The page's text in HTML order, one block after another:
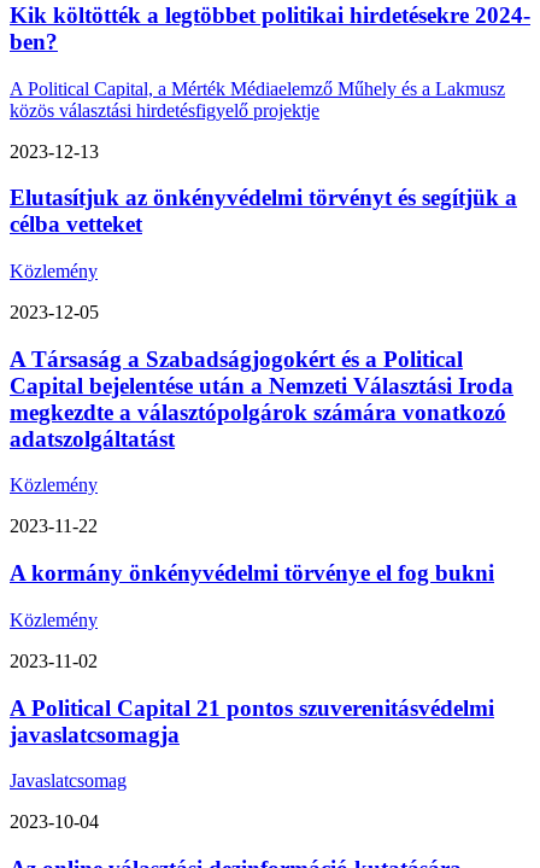
Kik költötték a legtöbbet politikai hirdetésekre 2024-
ben?
A Political Capital, a Mérték Médiaelemző Műhely és a Lakmusz
közös választási hirdetésfigyelő projektje
2023-12-13
Elutasítjuk az önkényvédelmi törvényt és segítjük a
célba vetteket
Közlemény
2023-12-05
A Társaság a Szabadságjogokért és a Political
Capital bejelentése után a Nemzeti Választási Iroda
megkezdte a választópolgárok számára vonatkozó
adatszolgáltatást
Közlemény
2023-11-22
A kormány önkényvédelmi törvénye el fog bukni
Közlemény
2023-11-02
A Political Capital 21 pontos szuverenitásvédelmi
javaslatcsomagja
Javaslatcsomag
2023-10-04